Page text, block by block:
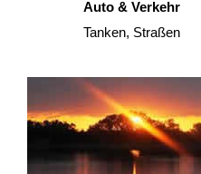
Auto & Verkehr
Tanken, Straßen